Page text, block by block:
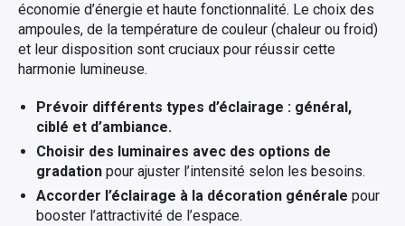
économie d’énergie et haute fonctionnalité. Le choix des
ampoules, de la température de couleur (chaleur ou froid)
et leur disposition sont cruciaux pour réussir cette
harmonie lumineuse.
Prévoir différents types d’éclairage : général,
ciblé et d’ambiance.
Choisir des luminaires avec des options de
gradation pour ajuster l’intensité selon les besoins.
Accorder l’éclairage à la décoration générale pour
booster l’attractivité de l’espace.